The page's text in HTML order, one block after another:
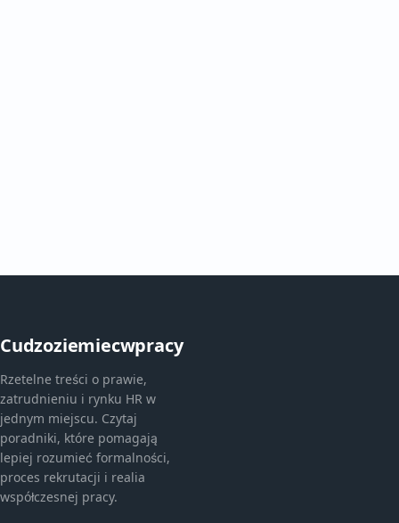
Cudzoziemiecwpracy
Rzetelne treści o prawie,
zatrudnieniu i rynku HR w
jednym miejscu. Czytaj
poradniki, które pomagają
lepiej rozumieć formalności,
proces rekrutacji i realia
współczesnej pracy.